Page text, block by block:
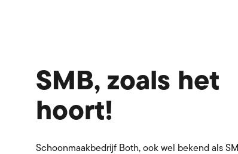
SMB, zoals het
hoort!
Schoonmaakbedrijf Both, ook wel bekend als